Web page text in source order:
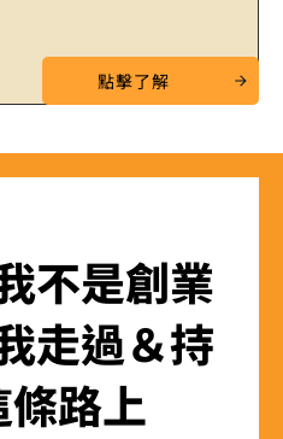
點擊了解
不是創業
走過＆持
路上